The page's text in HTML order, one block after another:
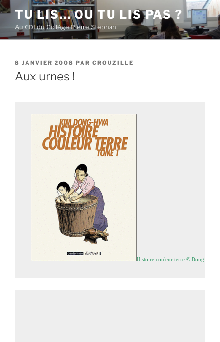
Aller
contenu
principal
TU LIS… OU TU LIS PAS ?
Au CDI du Collège Pierre Stephan
PUBLIÉ
LE
8 JANVIER 2008 PAR CROUZILLE
Aux urnes !
Histoire couleur terre © Dong-Hwa,